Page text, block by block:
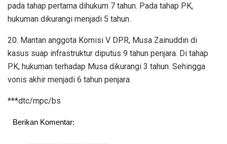
pada tahap pertama dihukum 7 tahun. Pada tahap PK,
hukuman dikurangi menjadi 5 tahun.
20. Mantan anggota Komisi V DPR, Musa Zainuddin di
kasus suap infrastruktur diputus 9 tahun penjara. Di tahap
PK, hukuman terhadap Musa dikurangi 3 tahun. Sehingga
vonis akhir menjadi 6 tahun penjara.
***dtc/mpc/bs
Berikan Komentar: